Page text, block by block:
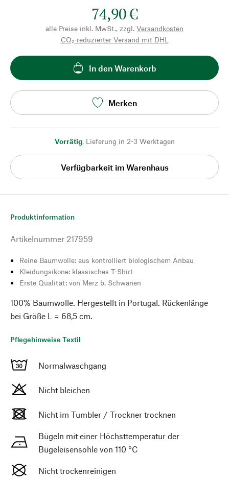
74,90 €
alle Preise inkl. MwSt., zzgl. Versandkosten
CO₂-reduzierter Versand mit DHL
In den Warenkorb
Merken
Vorrätig, Lieferung in 2-3 Werktagen
Verfügbarkeit im Warenhaus
Produktinformation
Artikelnummer 217959
Reine Baumwolle: aus kontrolliert biologischem Anbau
Kleidungsikone: klassisches T-Shirt
Erste Qualität: von Merz b. Schwanen
100% Baumwolle. Hergestellt in Portugal. Rückenlänge
bei Größe L = 68,5 cm.
Pflegehinweise Textil
Normalwaschgang
Nicht bleichen
Nicht im Tumbler / Trockner trocknen
Bügeln mit einer Höchsttemperatur der
Bügeleisensohle von 110 °C
Nicht trockenreinigen